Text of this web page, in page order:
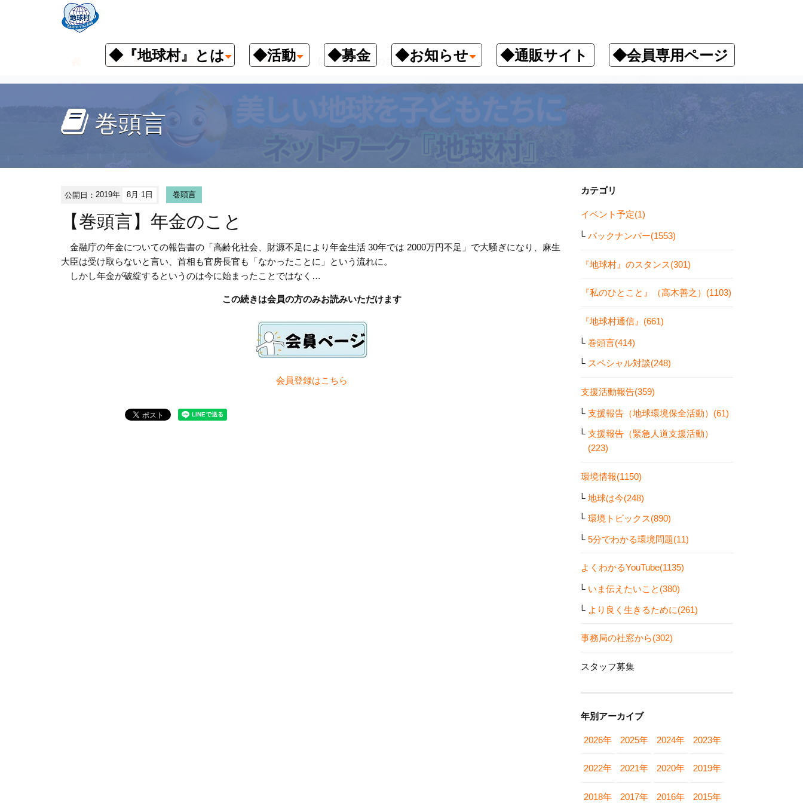
◆『地球村』とは ◆活動 ◆募金 ◆お知らせ ◆通販サイト ◆会員専用ページ
お知らせ 『地球村通信』 巻頭言 【巻頭言】年金のこと
巻頭言
公開日：2019年 8月 1日 巻頭言
【巻頭言】年金のこと
金融庁の年金についての報告書の「高齢化社会、財源不足により年金生活 30年では 2000万円不足」で大騒ぎになり、麻生
大臣は受け取らないと言い、首相も官房長官も「なかったことに」という流れに。
しかし年金が破綻するというのは今に始まったことではなく…
この続きは会員の方のみお読みいただけます
会員登録はこちら
カテゴリ
イベント予定(1)
バックナンバー(1553)
『地球村』のスタンス(301)
『私のひとこと』（高木善之）(1103)
『地球村通信』(661)
巻頭言(414)
スペシャル対談(248)
支援活動報告(359)
支援報告（地球環境保全活動）(61)
支援報告（緊急人道支援活動）
(223)
環境情報(1150)
地球は今(248)
環境トピックス(890)
5分でわかる環境問題(11)
よくわかるYouTube(1135)
いま伝えたいこと(380)
より良く生きるために(261)
事務局の社窓から(302)
スタッフ募集
年別アーカイブ
2026年 2025年 2024年 2023年
2022年 2021年 2020年 2019年
2018年 2017年 2016年 2015年